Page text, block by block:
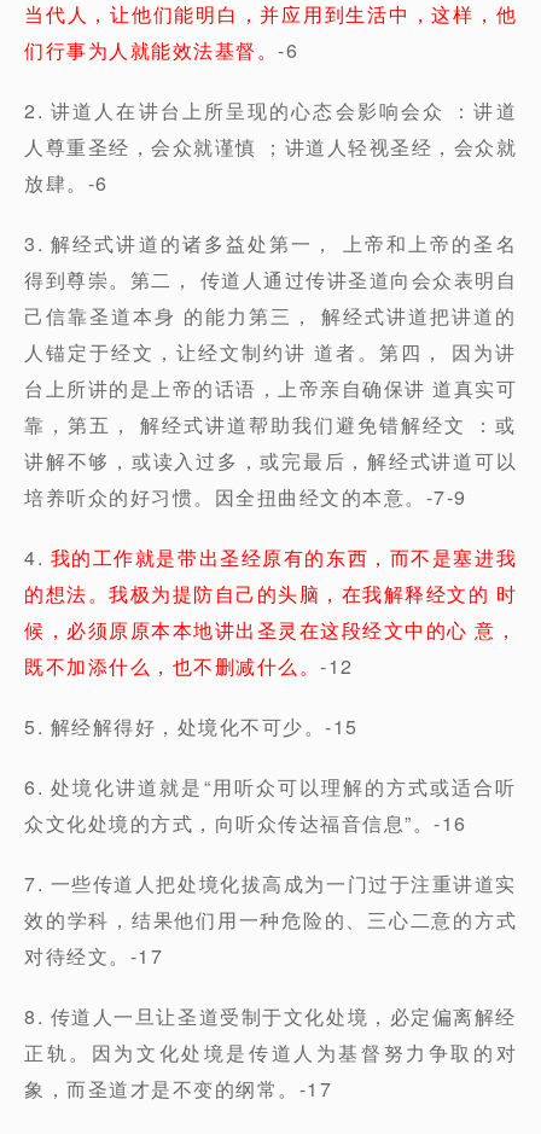
当代人，让他们能明白，并应用到生活中，这样，他
们行事为人就能效法基督。 -6
2. 讲道人在讲台上所呈现的心态会影响会众 ：讲道
人尊重圣经，会众就谨慎 ；讲道人轻视圣经，会众就
放肆。-6
3. 解经式讲道的诸多益处第一， 上帝和上帝的圣名
得到尊崇。第二， 传道人通过传讲圣道向会众表明自
己信靠圣道本身 的能力第三， 解经式讲道把讲道的
人锚定于经文，让经文制约讲 道者。第四， 因为讲
台上所讲的是上帝的话语，上帝亲自确保讲 道真实可
靠，第五， 解经式讲道帮助我们避免错解经文 ：或
讲解不够，或读入过多，或完最后，解经式讲道可以
培养听众的好习惯。因全扭曲经文的本意。-7-9
4. 我的工作就是带出圣经原有的东西，而不是塞进我
的想法。我极为提防自己的头脑，在我解释经文的 时
候，必须原原本本地讲出圣灵在这段经文中的心 意，
既不加添什么，也不删减什么。 -12
5. 解经解得好，处境化不可少。-15
6. 处境化讲道就是“用听众可以理解的方式或适合听
众文化处境的方式，向听众传达福音信息”。-16
7. 一些传道人把处境化拔高成为一门过于注重讲道实
效的学科，结果他们用一种危险的、三心二意的方式
对待经文。-17
8. 传道人一旦让圣道受制于文化处境，必定偏离解经
正轨。因为文化处境是传道人为基督努力争取的对
象，而圣道才是不变的纲常。-17